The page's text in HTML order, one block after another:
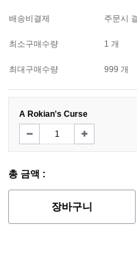
배송비결제 주문시
최소구매수량 1 개
최대구매수량 999 개
A Rokian's Curse
총 금액 :
장바구니